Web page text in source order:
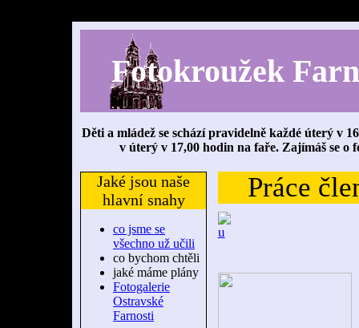
Fotokroužek
Děti a mládež se schází pravidelně každé úterý v
v úterý v 17,00 hodin na faře. Zajímáš se
Jaké jsou naše
hlavní snahy
co jsme se
všechno už učili
co bychom chtěli
jaké máme plány
Fotogalerie
Ostravské
Farnosti
Práce